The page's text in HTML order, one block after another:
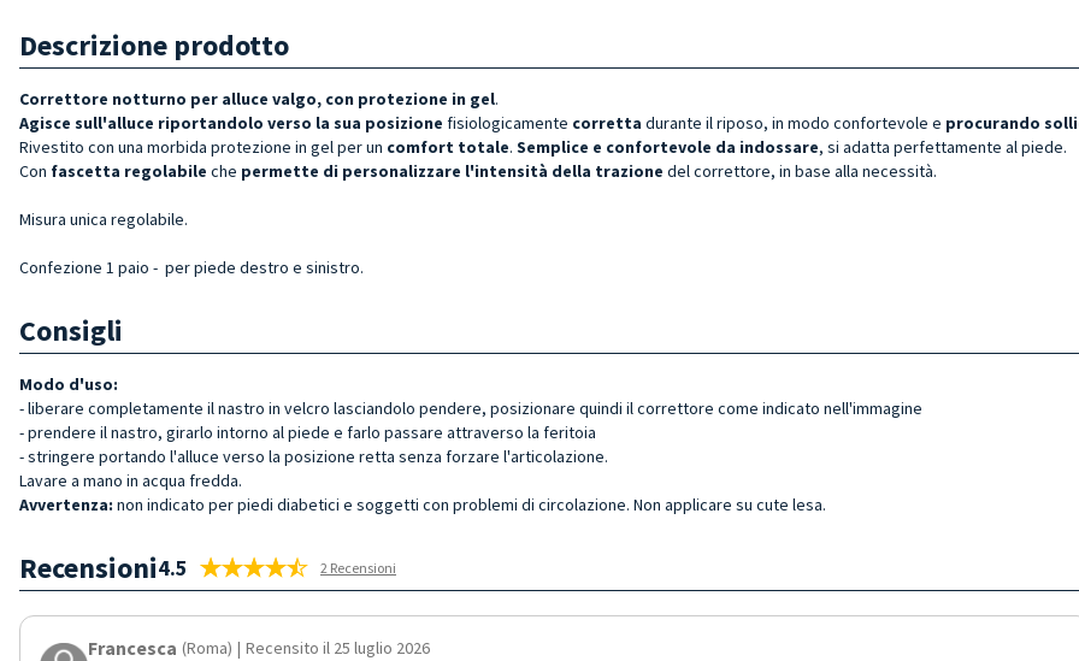
Descrizione prodotto
Correttore notturno per alluce valgo, con protezione in gel.
Agisce sull'alluce riportandolo verso la sua posizione fisiologicamente corretta durante il riposo, in modo confortevole e procurando
Rivestito con una morbida protezione in gel per un comfort totale. Semplice e confortevole da indossare, si adatta perfettamente al piede.
Con fascetta regolabile che permette di personalizzare l'intensità della trazione del correttore, in base alla necessità.
Misura unica regolabile.
Confezione 1 paio - per piede destro e sinistro.
Consigli
Modo d'uso:
- liberare completamente il nastro in velcro lasciandolo pendere, posizionare quindi il correttore come indicato nell'immagine
- prendere il nastro, girarlo intorno al piede e farlo passare attraverso la feritoia
- stringere portando l'alluce verso la posizione retta senza forzare l'articolazione.
Lavare a mano in acqua fredda.
Avvertenza: non indicato per piedi diabetici e soggetti con problemi di circolazione. Non applicare su cute lesa.
Recensioni4.5 2 Recensioni
Francesca (Roma) | Recensito il 25 luglio 2026